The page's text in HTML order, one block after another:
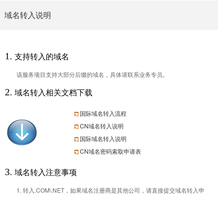
域名转入说明
1. 支持转入的域名
该服务项目支持大部分后缀的域名，具体请联系业务专员。
2. 域名转入相关文档下载
国际域名转入流程
CN域名转入说明
国际域名转入说明
CN域名密码索取申请表
3. 域名转入注意事项
1. 转入.COM\.NET，如果域名注册商是其他公司，请直接提交域名转入申